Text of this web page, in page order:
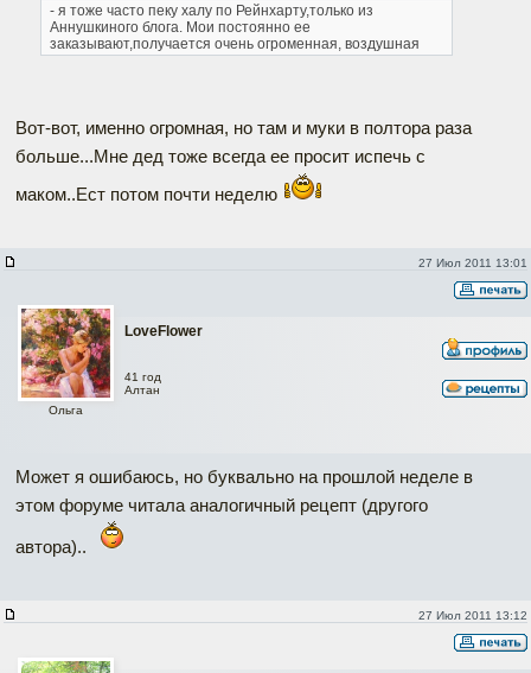
- я тоже часто пеку халу по Рейнхарту,только из
Аннушкиного блога. Мои постоянно ее
заказывают,получается очень огроменная, воздушная
Вот-вот, именно огромная, но там и муки в полтора раза
больше...Мне дед тоже всегда ее просит испечь с
маком..Ест потом почти неделю
27 Июл 2011 13:01
LoveFlower
Ольга
41 год
Алтан
Может я ошибаюсь, но буквально на прошлой неделе в
этом форуме читала аналогичный рецепт (другого
автора)..
27 Июл 2011 13:12